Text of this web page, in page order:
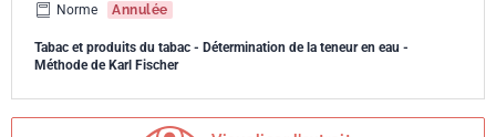
Norme
Annulée
Tabac et produits du tabac - Détermination de la teneur en eau -
Méthode de Karl Fischer